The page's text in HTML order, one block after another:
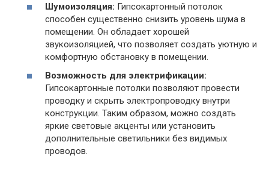
Шумоизоляция: Гипсокартонный потолок
способен существенно снизить уровень шума в
помещении. Он обладает хорошей
звукоизоляцией, что позволяет создать уютную и
комфортную обстановку в помещении.
Возможность для электрификации:
Гипсокартонные потолки позволяют провести
проводку и скрыть электропроводку внутри
конструкции. Таким образом, можно создать
яркие световые акценты или установить
дополнительные светильники без видимых
проводов.